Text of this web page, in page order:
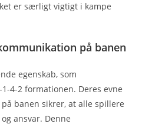
er særligt vigtigt i kampe
på banen
egenskab, som
4-2 formationen. Deres evne
banen sikrer, at alle spillere
ansvar. Denne